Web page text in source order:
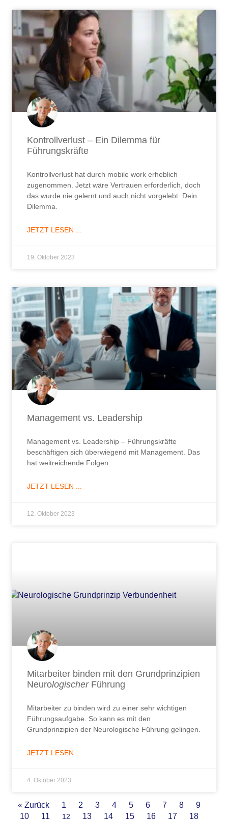
Kontrollverlust – Ein Dilemma für
Führungskräfte
Kontrollverlust hat durch mobile work erheblich
zugenommen. Jetzt wäre Vertrauen erforderlich, doch
das wurde nie gelernt und auch nicht vorgelebt. Dein
Dilemma.
JETZT LESEN ...
19. Oktober 2023
Management vs. Leadership
Management vs. Leadership – Führungskräfte
beschäftigen sich überwiegend mit Management. Das
hat weitreichende Folgen.
JETZT LESEN ...
12. Oktober 2023
Mitarbeiter binden mit den Grundprinzipien
NeurologischerFührung
Mitarbeiter zu binden wird zu einer sehr wichtigen
Führungsaufgabe. So kann es mit den
Grundprinzipien der Neurologische Führung gelingen.
JETZT LESEN ...
4. Oktober 2023
« Zurück 1 2 3 4 5 6 7 8
9
10
11 12 13 14 15 16 17
18